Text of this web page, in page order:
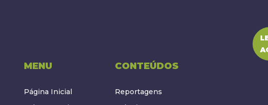
MENU
Página Inicial
CONTEÚDOS
Reportagens